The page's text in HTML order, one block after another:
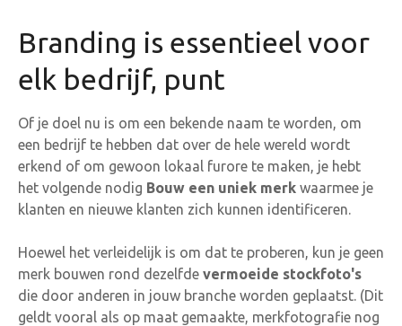
Branding is essentieel voor
elk bedrijf, punt
Of je doel nu is om een bekende naam te worden, om
een bedrijf te hebben dat over de hele wereld wordt
erkend of om gewoon lokaal furore te maken, je hebt
het volgende nodig Bouw een uniek merk waarmee je
klanten en nieuwe klanten zich kunnen identificeren.
Hoewel het verleidelijk is om dat te proberen, kun je geen
merk bouwen rond dezelfde vermoeide stockfoto's
die door anderen in jouw branche worden geplaatst. (Dit
geldt vooral als op maat gemaakte, merkfotografie nog